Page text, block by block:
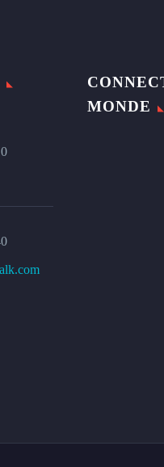
MONDE